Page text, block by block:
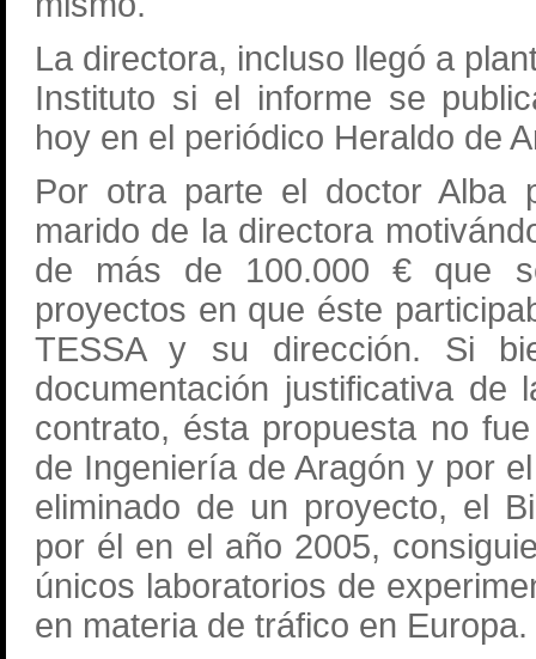
La directora, incluso llegó a
Instituto si el informe se
hoy en el periódico Heraldo de
Por otra parte el doctor Alba
marido de la directora
de más de 100.000 € que
proyectos en que éste
TESSA y su dirección. Si
documentación justificativa
contrato, ésta propuesta no
de Ingeniería de Aragón y por
eliminado de un proyecto, el
por él en el año 2005,
únicos laboratorios de
en materia de tráfico en Europa.